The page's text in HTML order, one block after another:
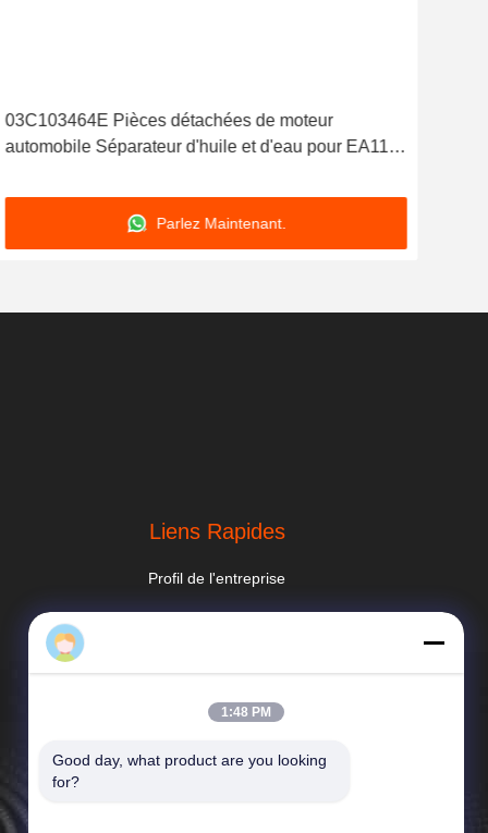
Parlez Maintenant.
Politique de confidentialité
(guangzhou) Co., Ltd. . Tous droits réservés.
1:48 PM
Good day, what product are you looking
for?